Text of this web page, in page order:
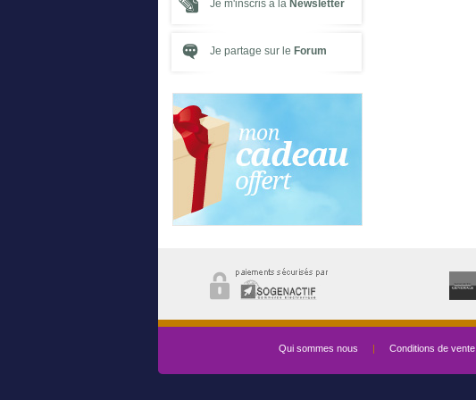
Je m'inscris à la Newsletter
Je partage sur le Forum
Qui sommes nous | Conditions de vente